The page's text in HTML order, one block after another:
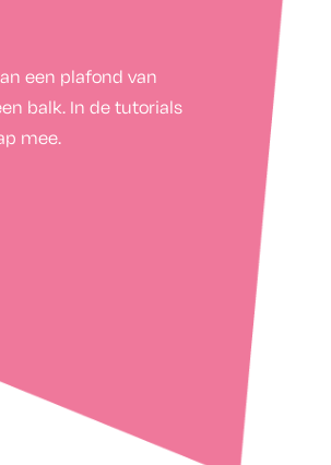
een plafond van
balk. In de tutorials
mee.